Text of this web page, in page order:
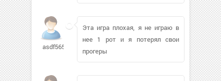
asdf56565
Эта игра плохая, я не играю в
нее 1 рот и я потерял свои
прогеры